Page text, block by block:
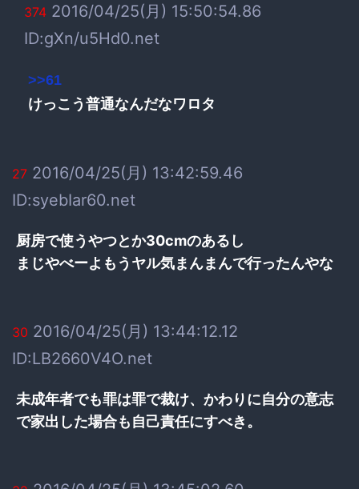
374 2016/04/25(月) 15:50:54.86
ID:gXn/u5Hd0.net
>>61
けっこう普通なんだなワロタ
27 2016/04/25(月) 13:42:59.46
ID:syebIar60.net
厨房で使うやつとか30cmのあるし
まじやべーよもうヤル気まんまんで行ったんやな
30 2016/04/25(月) 13:44:12.12
ID:LB2660V4O.net
未成年者でも罪は罪で裁け、かわりに自分の意志
で家出した場合も自己責任にすべき。